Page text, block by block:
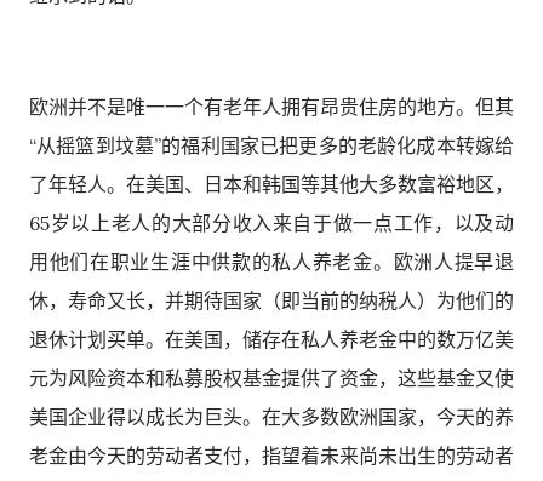
欧洲并不是唯一一个有老年人拥有昂贵住房的地方。但其
“从摇篮到坟墓”的福利国家已把更多的老龄化成本转嫁给
了年轻人。在美国、日本和韩国等其他大多数富裕地区，
65岁以上老人的大部分收入来自于做一点工作，以及动
用他们在职业生涯中供款的私人养老金。欧洲人提早退
休，寿命又长，并期待国家（即当前的纳税人）为他们的
退休计划买单。在美国，储存在私人养老金中的数万亿美
元为风险资本和私募股权基金提供了资金，这些基金又使
美国企业得以成长为巨头。在大多数欧洲国家，今天的养
老金由今天的劳动者支付，指望着未来尚未出生的劳动者